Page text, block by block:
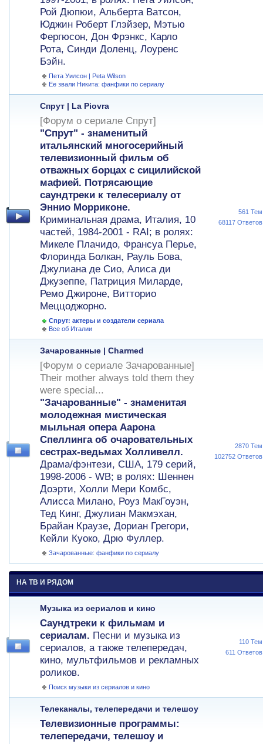
Рой Дюпюи, Альберта Ватсон,
Юджин Роберт Глэйзер, Мэтью
Фергюсон, Дон Фрэнкс, Карло
Рота, Синди Доленц, Лоуренс
Бэйн.
Пета Уилсон | Peta Wilson
Ее звали Никита: фанфики по сериалу
Спрут | La Piovra
[Форум о сериале Спрут]
"Спрут" - знаменитый
итальянский многосерийный
телевизионный фильм об
отважных борцах с сицилийской
мафией. Потрясающие
саундтреки к телесериалу от
Эннио Морриконе.
Криминальная драма, Италия, 10
частей, 1984-2001 - RAI; в ролях:
Микеле Плачидо, Франсуа Перье,
Флоринда Болкан, Рауль Бова,
Джулиана де Сио, Алиса ди
Джузеппе, Патриция Миларде,
Ремо Джироне, Витторио
Меццоджорно.
Спрут: актеры и создатели сериала
Все об Италии
561 Тем
68117 Ответов
Зачарованные | Charmed
[Форум о сериале Зачарованные]
Their mother always told them they
were special...
"Зачарованные" - знаменитая
молодежная мистическая
мыльная опера Аарона
Спеллинга об очаровательных
сестрах-ведьмах Холливелл.
Драма/фэнтези, США, 179 серий,
1998-2006 - WB; в ролях: Шеннен
Доэрти, Холли Мери Комбс,
Алисса Милано, Роуз МакГоуэн,
Тед Кинг, Джулиан Макмэхан,
Брайан Краузе, Дориан Грегори,
Кейли Куоко, Дрю Фуллер.
Зачарованные: фанфики по сериалу
2870 Тем
102752 Ответов
НА ТВ И РЯДОМ
Музыка из сериалов и кино
Саундтреки к фильмам и
сериалам. Песни и музыка из
сериалов, а также телепередач,
кино, мультфильмов и рекламных
роликов.
Поиск музыки из сериалов и кино
110 Тем
611 Ответов
Телеканалы, телепередачи и телешоу
Телевизионные программы:
телепередачи, телешоу и